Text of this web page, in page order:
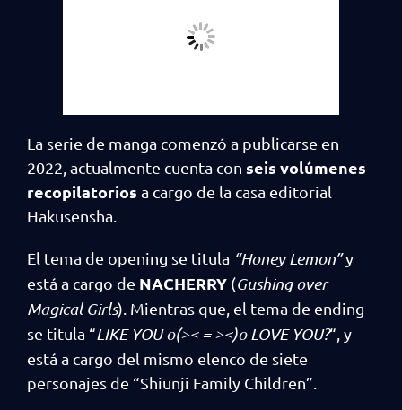
La serie de manga comenzó a publicarse en
2022, actualmente cuenta con seis volúmenes
recopilatorios a cargo de la casa editorial
Hakusensha.
El tema de opening se titula “Honey Lemon”y
está a cargo de NACHERRY (Gushing over
Magical Girls). Mientras que, el tema de ending
se titula “LIKE YOU o(>< = ><)o LOVE YOU?“, y
está a cargo del mismo elenco de siete
personajes de “Shiunji Family Children”.